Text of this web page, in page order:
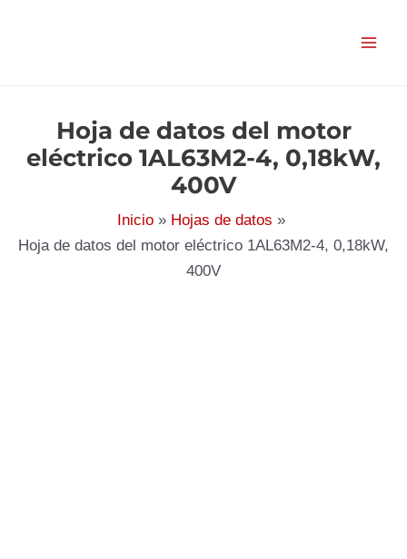
Hoja de datos del motor
eléctrico 1AL63M2-4, 0,18kW,
400V
Inicio
Hojas de datos
Hoja de datos del motor eléctrico 1AL63M2-4, 0,18kW,
400V